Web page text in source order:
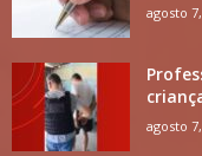
agosto
agosto